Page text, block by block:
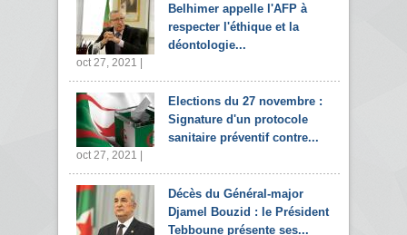
Belhimer appelle l'AFP à
respecter l'éthique et la
déontologie...
oct 27, 2021 |
Elections du 27 novembre :
Signature d'un protocole
sanitaire préventif contre...
oct 27, 2021 |
Décès du Général-major
Djamel Bouzid : le Président
Tebboune présente ses...